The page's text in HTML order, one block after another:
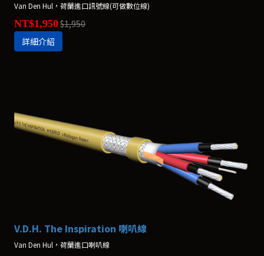
Van Den Hul，荷蘭進口訊號線(可做數位線)
NT$1,950$1,950
詳細介紹
V.D.H. The Inspiration 喇叭線
Van Den Hul，荷蘭進口喇叭線